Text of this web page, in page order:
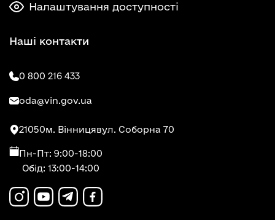
Налаштування доступності
Наші контакти
0 800 216 433
oda@vin.gov.ua
21050м. Вінницявул. Соборна 70
Пн-Пт: 9:00-18:00
Обід: 13:00-14:00